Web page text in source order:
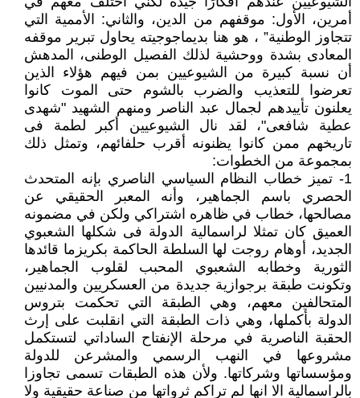
أمرين، الأول: موقفهم من الدين، والثاني: الأممية التي
تتجاوز الوطنية” ، هو هنا بديماجوجيته يحاول تبرير موقفه
المعادى بشدة ووحشية لذلك الفصيل الوطنى، المدهش
أن نسبة كبيرة من الشيوعيين بمن فيهم هؤلاء الذين
تعرضوا للتعذيب والضرب بالشوم حتى الموت كانوا
يعلنون تأييدهم لجمال عبد الناصر ومنهم الشهيد "شهدى
عطية شافعى"، لقد نال الشيوعيين أكبر لطمة فى
تاريخهم ممن كانوا يظنونه أقرب حلفائهم، وتمثل ذلك
بمجموعة من الخطوات:
1- تميز خطاب النظام السياسي الناصري بإنه المتحدث
الحصري باسم الجماهير، وأنه المعبر الحقيقي عن
مصالحها، خطاب في ظاهره اشتراكي ولكن في مضمونه
العميق كان تمثلا لراسمالية الدولة فى شكلها الشعبوي
الجديد، أوهام روجت لها السلطة الحاكمة بكريزما قائدها
الثورية وخطابه الشعبوي المحبب لقلوب الجماهير،
وتكونت طبقة برجوازية جديدة من العسكريين والمدنيين
المتحالفين معهم، وهي الطبقة التي تحكمت بتروس
الدولة بأكملها، وهي ذات الطبقة التي انقلبت على إرث
الحقبة الناصرية في مرحلة الإنفتاح الساداتي لتستكمل
مشروعها في النهب الرسمي والمشرعن للدولة
ومؤسساتها وشركاتها. ولأن هذه الطبقات تسمى تجاوزا
بالراسمالية الا انها لم تراكم ثرواتها من صناعة حقيقية ولا